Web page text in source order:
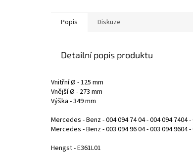
Popis Diskuze
Detailní popis produktu
Vnitřní Ø - 125 mm
Vnější Ø - 273 mm
Výška - 349 mm
Mercedes - Benz - 004 094 74 04 - 004 094 7404
Mercedes - Benz - 003 094 96 04 - 003 094 9604
Hengst - E361L01